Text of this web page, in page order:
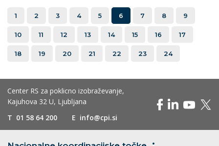
1 2 3 4 5 6 7 8 9
10 11 12 13 14 15 16 17
18 19 20 21 22 23 24
Center RS za poklicno izobraževanje,
Kajuhova 32 U, Ljubljana
T 01 58 64 200 E info@cpi.si